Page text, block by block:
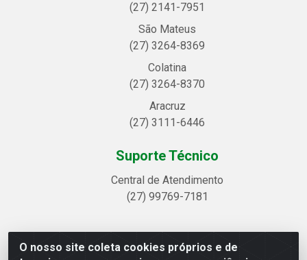
O nosso site coleta cookies próprios e de
(27) 2141-7951
São Mateus
(27) 3264-8369
Colatina
(27) 3264-8370
Aracruz
(27) 3111-6446
Suporte Técnico
Central de Atendimento
(27) 99769-7181
Linhavix Distribuidora LTDA - Avenida Alegre, 2521 -